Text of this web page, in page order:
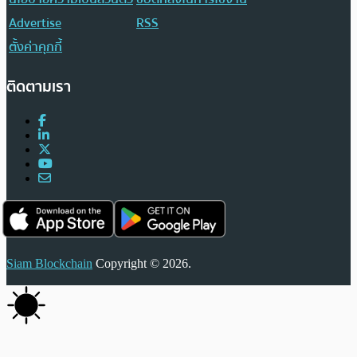
Advertise
RSS
ตั้งค่าคุกกี้
ติดตามเรา
Siam Blockchain Copyright © 2026.